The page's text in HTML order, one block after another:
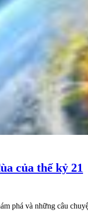
của thế kỷ 21
phá và những câu